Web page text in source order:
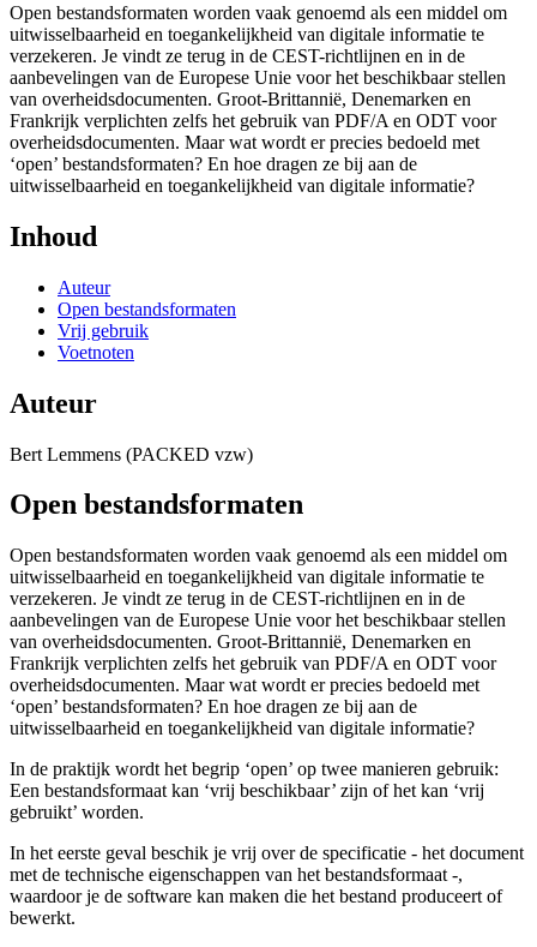
Open bestandsformaten worden vaak genoemd als een middel om
uitwisselbaarheid en toegankelijkheid van digitale informatie te
verzekeren. Je vindt ze terug in de CEST-richtlijnen en in de
aanbevelingen van de Europese Unie voor het beschikbaar stellen
van overheidsdocumenten. Groot-Brittannië, Denemarken en
Frankrijk verplichten zelfs het gebruik van PDF/A en ODT voor
overheidsdocumenten. Maar wat wordt er precies bedoeld met
‘open’ bestandsformaten? En hoe dragen ze bij aan de
uitwisselbaarheid en toegankelijkheid van digitale informatie?
Inhoud
Auteur
Open bestandsformaten
Vrij gebruik
Voetnoten
Auteur
Bert Lemmens (PACKED vzw)
Open bestandsformaten
Open bestandsformaten worden vaak genoemd als een middel om
uitwisselbaarheid en toegankelijkheid van digitale informatie te
verzekeren. Je vindt ze terug in de CEST-richtlijnen en in de
aanbevelingen van de Europese Unie voor het beschikbaar stellen
van overheidsdocumenten. Groot-Brittannië, Denemarken en
Frankrijk verplichten zelfs het gebruik van PDF/A en ODT voor
overheidsdocumenten. Maar wat wordt er precies bedoeld met
‘open’ bestandsformaten? En hoe dragen ze bij aan de
uitwisselbaarheid en toegankelijkheid van digitale informatie?
In de praktijk wordt het begrip ‘open’ op twee manieren gebruik:
Een bestandsformaat kan ‘vrij beschikbaar’ zijn of het kan ‘vrij
gebruikt’ worden.
In het eerste geval beschik je vrij over de specificatie - het document
met de technische eigenschappen van het bestandsformaat -,
waardoor je de software kan maken die het bestand produceert of
bewerkt.